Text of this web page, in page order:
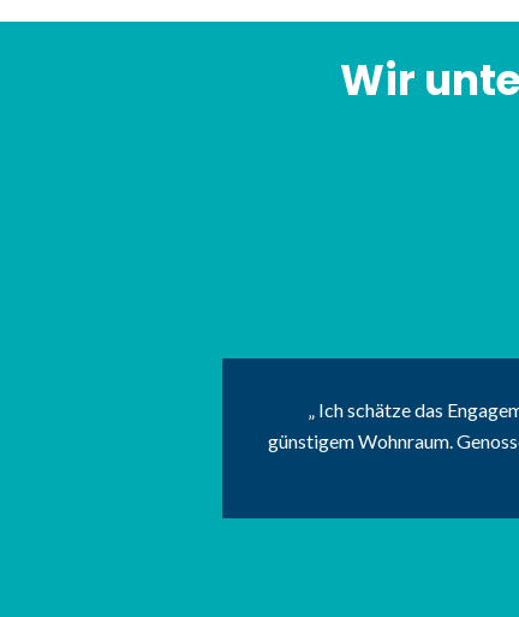
Wir
Ich schätze das
günstigem Wohnraum.